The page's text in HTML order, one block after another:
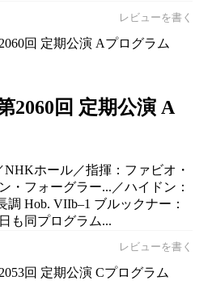
レビューを書く
2060回 定期公演 A
NHKホール／指揮：ファビオ・
・フォーグラー...／ハイドン：
Hob. VIIb–1 ブルックナー：
も同プログラム...
レビューを書く